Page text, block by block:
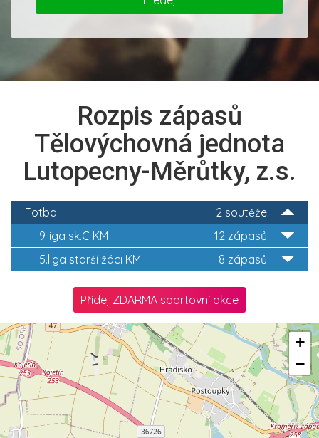
Rozpis zápasů
Tělovýchovná jednota
Lutopecny-Měrůtky, z.s.
2 soutěže
Fotbal
12 zápasů
9.liga sk.C KM
8 zápasů
5.liga starší žáci KM
Přidej ZDARMA sportovní akce
+
−